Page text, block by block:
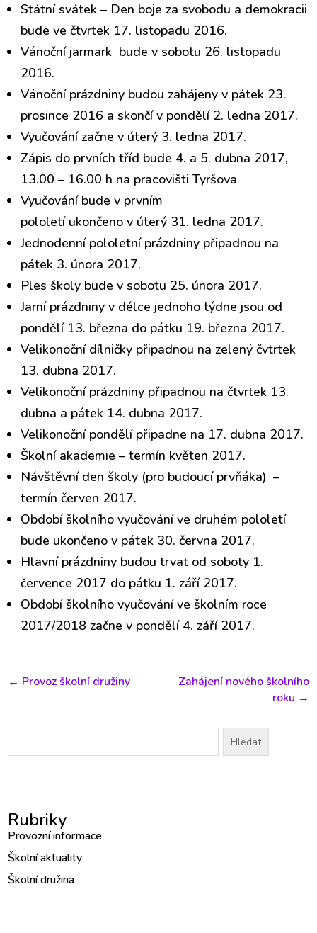
Státní svátek – Den boje za svobodu a demokracii
bude ve čtvrtek 17. listopadu 2016.
Vánoční jarmark bude v sobotu 26. listopadu
2016.
Vánoční prázdniny budou zahájeny v pátek 23.
prosince 2016 a skončí v pondělí 2. ledna 2017.
Vyučování začne v úterý 3. ledna 2017.
Zápis do prvních tříd bude 4. a 5. dubna 2017,
13.00 – 16.00 h na pracovišti Tyršova
Vyučování bude v prvním
pololetí ukončeno v úterý 31. ledna 2017.
Jednodenní pololetní prázdniny připadnou na
pátek 3. února 2017.
Ples školy bude v sobotu 25. února 2017.
Jarní prázdniny v délce jednoho týdne jsou od
pondělí 13. března do pátku 19. března 2017.
Velikonoční dílničky připadnou na zelený čvtrtek
13. dubna 2017.
Velikonoční prázdniny připadnou na čtvrtek 13.
dubna a pátek 14. dubna 2017.
Velikonoční pondělí připadne na 17. dubna 2017.
Školní akademie – termín květen 2017.
Návštěvní den školy (pro budoucí prvňáka) –
termín červen 2017.
Období školního vyučování ve druhém pololetí
bude ukončeno v pátek 30. června 2017.
Hlavní prázdniny budou trvat od soboty 1.
července 2017 do pátku 1. září 2017.
Období školního vyučování ve školním roce
2017/2018 začne v pondělí 4. září 2017.
← Provoz školní družiny
Zahájení nového školního
roku →
Vyhledávání
Rubriky
Provozní informace
Školní aktuality
Školní družina